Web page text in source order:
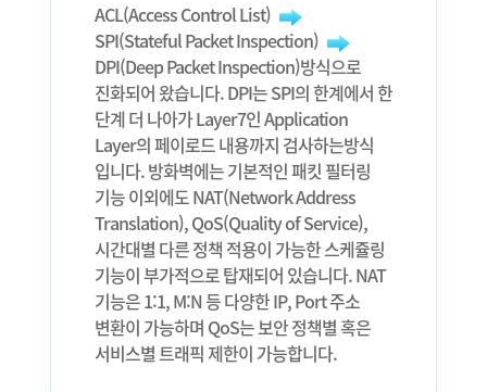
ACL(Access Control List)
SPI(Stateful Packet Inspection)
DPI(Deep Packet Inspection)방식으로
진화되어 왔습니다. DPI는 SPI의 한계에서 한
단계 더 나아가 Layer7인 Application
Layer의 페이로드 내용까지 검사하는방식
입니다. 방화벽에는 기본적인 패킷 필터링
기능 이외에도 NAT(Network Address
Translation), QoS(Quality of Service),
시간대별 다른 정책 적용이 가능한 스케쥴링
기능이 부가적으로 탑재되어 있습니다. NAT
기능은 1:1, M:N 등 다양한 IP, Port 주소
변환이 가능하며 QoS는 보안 정책별 혹은
서비스별 트래픽 제한이 가능합니다.